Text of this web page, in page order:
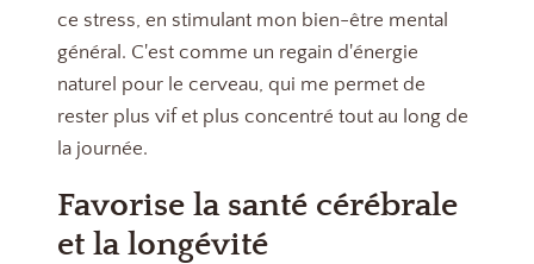
ce stress, en stimulant mon bien-être mental
général. C'est comme un regain d'énergie
naturel pour le cerveau, qui me permet de
rester plus vif et plus concentré tout au long de
la journée.
Favorise la santé cérébrale
et la longévité